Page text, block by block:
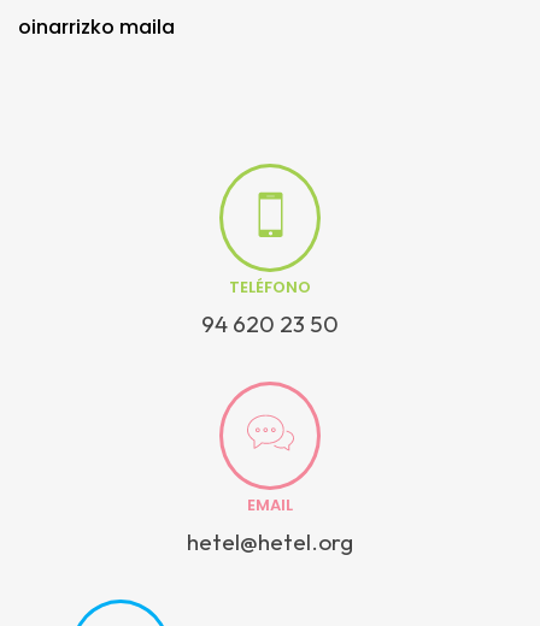
oinarrizko maila
TELÉFONO
94 620 23 50
EMAIL
hetel@hetel.org